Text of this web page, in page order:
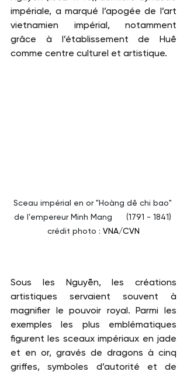
impériale, a marqué l’apogée de l’art
vietnamien impérial, notamment
grâce à l’établissement de Huế
comme centre culturel et artistique.
Sceau impérial en or "Hoàng dê chi bao"
de l’empereur Minh Mang      (1791 - 1841)
crédit photo : VNA/CVN
Sous les Nguyễn, les créations
artistiques servaient souvent à
magnifier le pouvoir royal. Parmi les
exemples les plus emblématiques
figurent les sceaux impériaux en jade
et en or, gravés de dragons à cinq
griffes, symboles d’autorité et de